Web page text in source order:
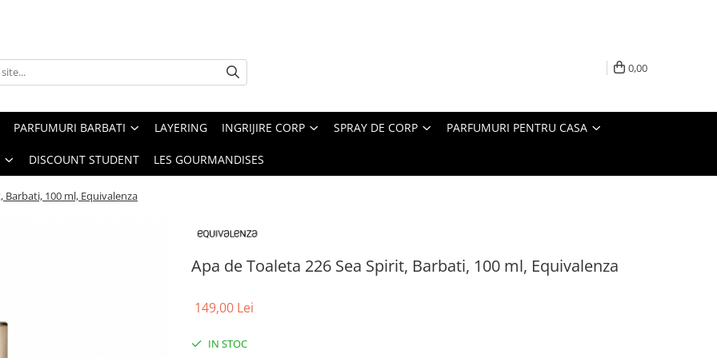
0,00
PARFUMURI BARBATI LAYERING INGRIJIRE CORP SPRAY DE CORP PARFUMURI PENTRU CASA
DISCOUNT STUDENT LES GOURMANDISES
Barbati, 100 ml, Equivalenza
Apa de Toaleta 226 Sea Spirit, Barbati, 100 ml, Equivalenza
149,00 Lei
IN STOC